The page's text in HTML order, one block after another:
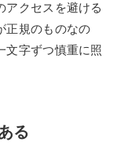
アクセスを避ける
正規のものなの
文字ずつ慎重に照
る